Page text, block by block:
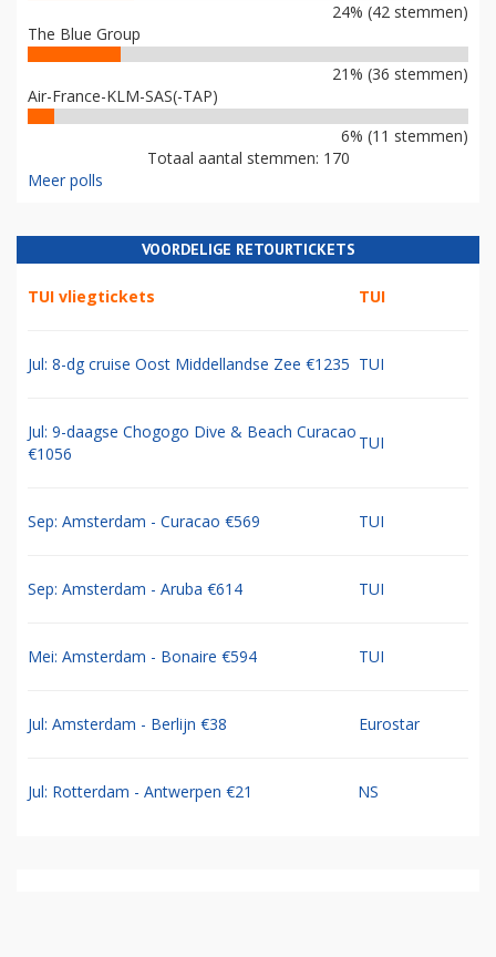
24% (42 stemmen)
The Blue Group
21% (36 stemmen)
Air-France-KLM-SAS(-TAP)
6% (11 stemmen)
Totaal aantal stemmen: 170
Meer polls
VOORDELIGE RETOURTICKETS
TUI vliegtickets TUI
Jul: 8-dg cruise Oost Middellandse Zee €1235 TUI
Jul: 9-daagse Chogogo Dive & Beach Curacao
€1056
TUI
Sep: Amsterdam - Curacao €569 TUI
Sep: Amsterdam - Aruba €614 TUI
Mei: Amsterdam - Bonaire €594 TUI
Jul: Amsterdam - Berlijn €38 Eurostar
Jul: Rotterdam - Antwerpen €21 NS